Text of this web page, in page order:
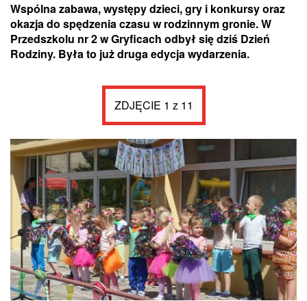
Wspólna zabawa, występy dzieci, gry i konkursy oraz
okazja do spędzenia czasu w rodzinnym gronie. W
Przedszkolu nr 2 w Gryficach odbył się dziś Dzień
Rodziny. Była to już druga edycja wydarzenia.
ZDJĘCIE 1 z 11